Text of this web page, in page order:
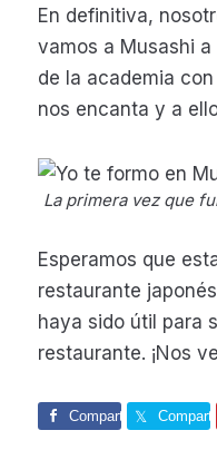
En definitiva,
vamos a Musashi
de la academia
nos encanta y a
La primera vez que
Esperamos que
restaurante
haya sido útil para
restaurante. ¡Nos
Comparte Comparte